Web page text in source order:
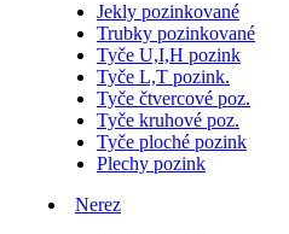
Jekly pozinkované
Trubky pozinkované
Tyče U,I,H pozink
Tyče L,T pozink.
Tyče čtvercové poz.
Tyče kruhové poz.
Tyče ploché pozink
Plechy pozink
Nerez